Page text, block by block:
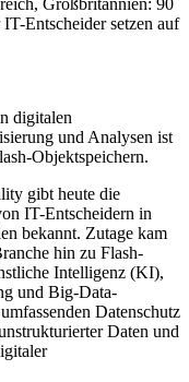
Großbritannien: 90
IT-Entscheider setzen auf
digitalen
und Analysen ist
Objektspeichern.
gibt heute die
IT-Entscheidern in
bekannt. Zutage kam
hin zu Flash-
Intelligenz (KI),
und Big-Data-
Datenschutz
Daten und